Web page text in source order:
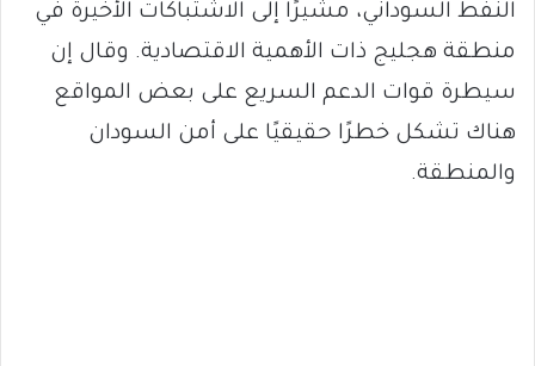
النفط السوداني، مشيرًا إلى الاشتباكات الأخيرة في
منطقة هجليج ذات الأهمية الاقتصادية. وقال إن
سيطرة قوات الدعم السريع على بعض المواقع
هناك تشكل خطرًا حقيقيًا على أمن السودان
والمنطقة.